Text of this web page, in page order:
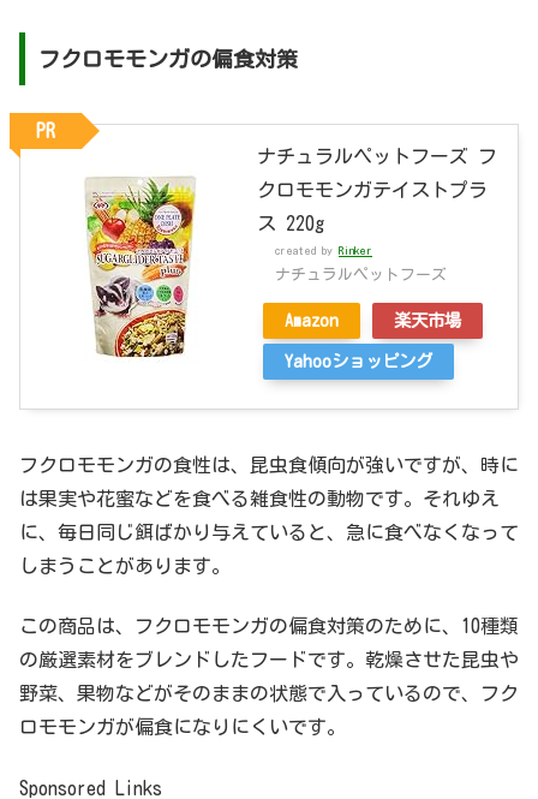
フクロモモンガの偏食対策
ナチュラルペットフーズ フ
クロモモンガテイストプラ
ス 220g
created by Rinker
ナチュラルペットフーズ
Amazon 楽天市場
Yahooショッピング
PR
フクロモモンガの食性は、昆虫食傾向が強いですが、時に
は果実や花蜜などを食べる雑食性の動物です。それゆえ
に、毎日同じ餌ばかり与えていると、急に食べなくなって
しまうことがあります。
この商品は、フクロモモンガの偏食対策のために、10種類
の厳選素材をブレンドしたフードです。乾燥させた昆虫や
野菜、果物などがそのままの状態で入っているので、フク
ロモモンガが偏食になりにくいです。
Sponsored Links